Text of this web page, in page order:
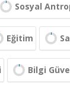
Sosyal
Eğitim
Bilgi